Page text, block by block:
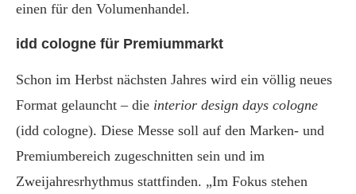
einen für den Volumenhandel.
idd cologne für Premiummarkt
Schon im Herbst nächsten Jahres wird ein völlig neues
Format gelauncht – die interior design days cologne
(idd cologne). Diese Messe soll auf den Marken- und
Premiumbereich zugeschnitten sein und im
Zweijahresrhythmus stattfinden. „Im Fokus stehen